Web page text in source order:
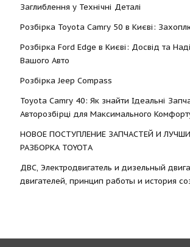
Заглиблення у Технічні Деталі
Розбірка Toyota Camry 50 в Києві:
Розбірка Ford Edge в Києві: Досвід та
Вашого Авто
Розбірка Jeep Compass
Toyota Camry 40: Як знайти Ідеальні
Авторозбірці для Максимального
НОВОЕ ПОСТУПЛЕНИЕ ЗАПЧАСТЕЙ И
РАЗБОРКА TOYOTА
ДВС, Электродвигатель и дизельный
двигателей, принцип работы и история